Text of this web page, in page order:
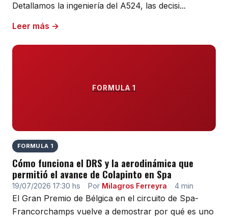
Detallamos la ingeniería del A524, las decisi...
Leer más →
FORMULA 1
FORMULA 1
Cómo funciona el DRS y la aerodinámica que
permitió el avance de Colapinto en Spa
19/07/2026 17:30 hs · Por Milagros Ferreyra · 4 min
El Gran Premio de Bélgica en el circuito de Spa-
Francorchamps vuelve a demostrar por qué es uno